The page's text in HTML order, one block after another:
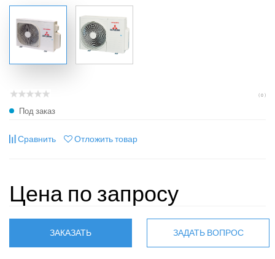
( 0 )
Под заказ
Сравнить Отложить товар
Цена по запросу
ЗАКАЗАТЬ ЗАДАТЬ ВОПРОС